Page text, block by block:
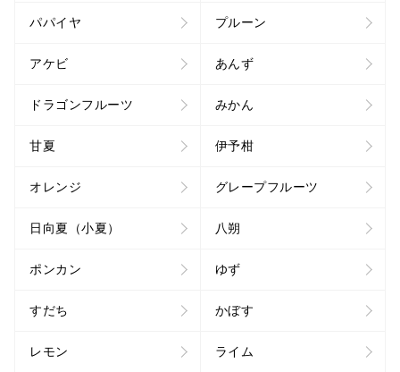
パパイヤ プルーン
アケビ あんず
ドラゴンフルーツ みかん
甘夏 伊予柑
オレンジ グレープフルーツ
日向夏（小夏） 八朔
ポンカン ゆず
すだち かぼす
レモン ライム